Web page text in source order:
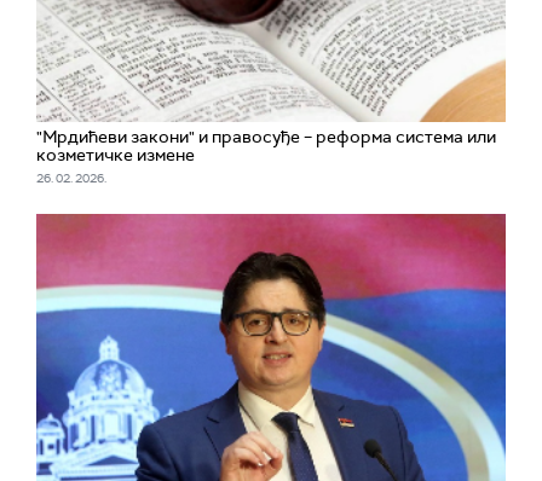
"Мрдићеви закони" и правосуђе – реформа система или
козметичке измене
26. 02. 2026.